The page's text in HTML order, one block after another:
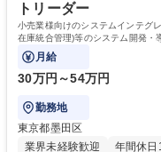
トリーダー
小売業様向けのシステムインテグ
在庫統合管理)等のシステム開発・
システムやチームリーダーをご担
月給
30万円～54万円
勤務地
東京都墨田区
業界未経験歓迎
年間休日